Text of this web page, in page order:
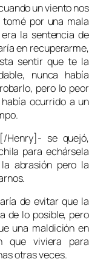
un viento nos
por una mala
la sentencia de
en recuperarme,
sentir que te la
nunca había
pero lo peor
ocurrido a un
Henry]- se quejó,
para echársela
abrasión pero la
de evitar que la
de lo posible, pero
una maldición en
que viviera para
otras veces.